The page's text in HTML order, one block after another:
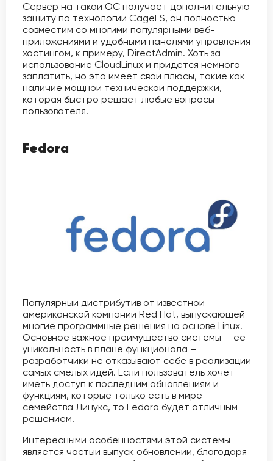
Сервер на такой ОС получает дополнительную
защиту по технологии CageFS, он полностью
совместим со многими популярными веб-
приложениями и удобными панелями управления
хостингом, к примеру, DirectAdmin. Хоть за
использование CloudLinux и придется немного
заплатить, но это имеет свои плюсы, такие как
наличие мощной технической поддержки,
которая быстро решает любые вопросы
пользователя.
Fedora
Популярный дистрибутив от известной
американской компании Red Hat, выпускающей
многие программные решения на основе Linux.
Основное важное преимущество системы — ее
уникальность в плане функционала –
разработчики не отказывают себе в реализации
самых смелых идей. Если пользователь хочет
иметь доступ к последним обновлениям и
функциям, которые только есть в мире
семейства Линукс, то Fedora будет отличным
решением.
Интересными особенностями этой системы
является частый выпуск обновлений, благодаря